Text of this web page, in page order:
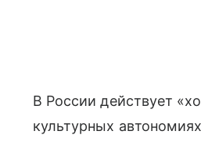
В России действует
культурных